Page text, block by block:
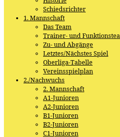
Schiedsrichter
1. Mannschaft
Das Team
Trainer- und
Zu- und Abgänge
Letztes/Nächstes Spiel
Oberliga-Tabelle
Vereinsspielplan
2./Nachwuchs
2. Mannschaft
A1-Junioren
A2-Junioren
B1-Junioren
B2-Junioren
C1-Junioren